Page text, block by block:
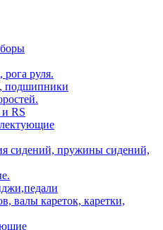
руля.
подшипники
RS
сидений, пружины сидений,
валы кареток, каретки,